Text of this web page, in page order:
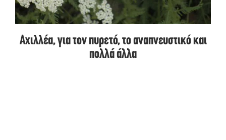
Αχιλλέα, για τον πυρετό, το αναπνευστικό και
πολλά άλλα